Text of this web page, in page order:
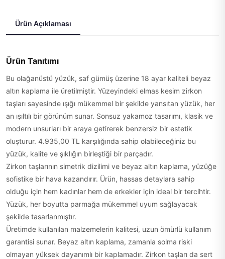
Ürün Açıklaması
Ürün Tanıtımı
Bu olağanüstü yüzük, saf gümüş üzerine 18 ayar kaliteli beyaz
altın kaplama ile üretilmiştir. Yüzeyindeki elmas kesim zirkon
taşları sayesinde ışığı mükemmel bir şekilde yansıtan yüzük, her
an ışıltılı bir görünüm sunar. Sonsuz yakamoz tasarımı, klasik ve
modern unsurları bir araya getirerek benzersiz bir estetik
oluşturur. 4.935,00 TL karşılığında sahip olabileceğiniz bu
yüzük, kalite ve şıklığın birleştiği bir parçadır.
Zirkon taşlarının simetrik dizilimi ve beyaz altın kaplama, yüzüğe
sofistike bir hava kazandırır. Ürün, hassas detaylara sahip
olduğu için hem kadınlar hem de erkekler için ideal bir tercihtir.
Yüzük, her boyutta parmağa mükemmel uyum sağlayacak
şekilde tasarlanmıştır.
Üretimde kullanılan malzemelerin kalitesi, uzun ömürlü kullanım
garantisi sunar. Beyaz altın kaplama, zamanla solma riski
olmayan yüksek dayanımlı bir kaplamadır. Zirkon taşları da sert